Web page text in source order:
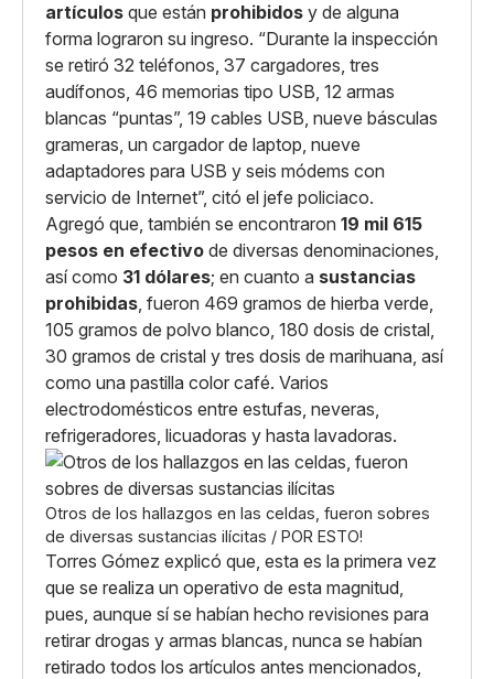
artículos que están prohibidos y de alguna
forma lograron su ingreso. “Durante la inspección
se retiró 32 teléfonos, 37 cargadores, tres
audífonos, 46 memorias tipo USB, 12 armas
blancas “puntas”, 19 cables USB, nueve básculas
grameras, un cargador de laptop, nueve
adaptadores para USB y seis módems con
servicio de Internet”, citó el jefe policiaco.
Agregó que, también se encontraron 19 mil 615
pesos en efectivo de diversas denominaciones,
así como 31 dólares; en cuanto a sustancias
prohibidas, fueron 469 gramos de hierba verde,
105 gramos de polvo blanco, 180 dosis de cristal,
30 gramos de cristal y tres dosis de marihuana, así
como una pastilla color café. Varios
electrodomésticos entre estufas, neveras,
refrigeradores, licuadoras y hasta lavadoras.
Otros de los hallazgos en las celdas, fueron sobres
de diversas sustancias ilícitas / POR ESTO!
Torres Gómez explicó que, esta es la primera vez
que se realiza un operativo de esta magnitud,
pues, aunque sí se habían hecho revisiones para
retirar drogas y armas blancas, nunca se habían
retirado todos los artículos antes mencionados,